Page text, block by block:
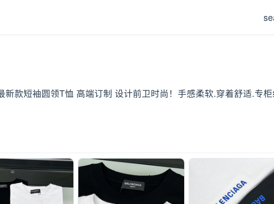
款短袖圆领T恤 高端订制 设计前卫时尚！手感柔软.穿着舒适.专